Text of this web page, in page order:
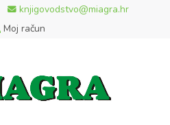
knjigovodstvo@miagra.hr
Moj račun